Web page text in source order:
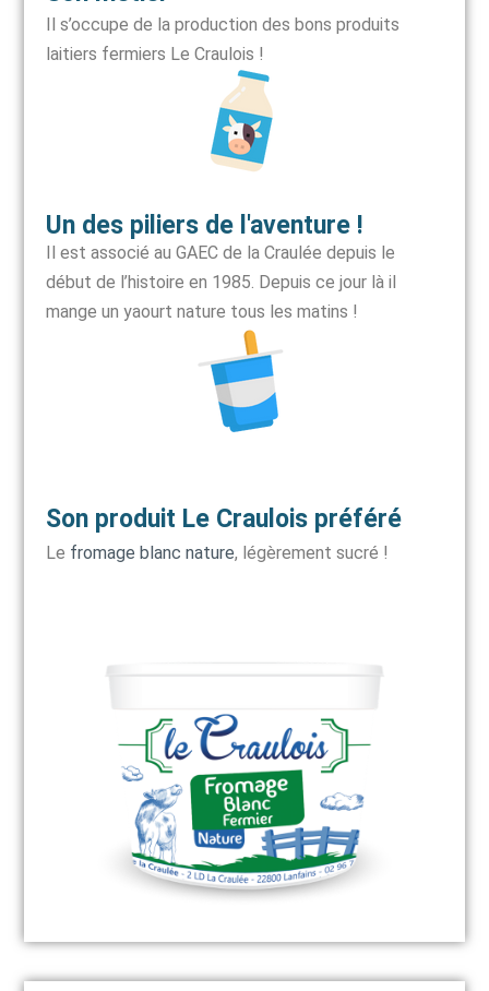
Il s’occupe de la production des bons produits
laitiers fermiers Le Craulois !
Un des piliers de l'aventure !
Il est associé au GAEC de la Craulée depuis le
début de l’histoire en 1985. Depuis ce jour là il
mange un yaourt nature tous les matins !
Son produit Le Craulois préféré
Le fromage blanc nature, légèrement sucré !